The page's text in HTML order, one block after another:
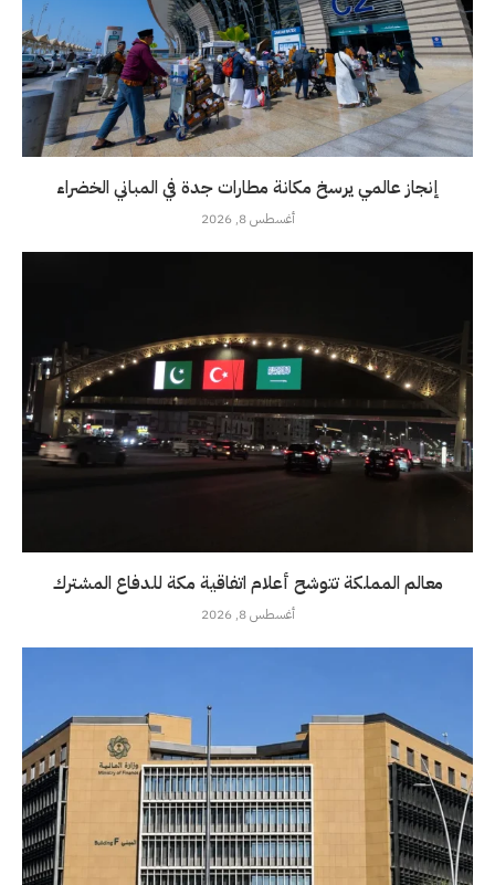
إنجاز عالمي يرسخ مكانة مطارات جدة في المباني الخضراء
أغسطس 8, 2026
معالم المملكة تتوشح أعلام اتفاقية مكة للدفاع المشترك
أغسطس 8, 2026